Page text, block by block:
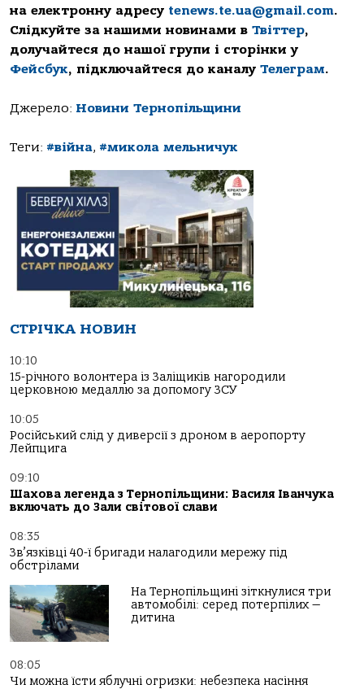
на електронну адресу tenews.te.ua@gmail.com.
Слідкуйте за нашими новинами в Твіттер,
долучайтеся до нашої групи і сторінки у
Фейсбук, підключайтеся до каналу Телеграм.
Джерело: Новини Тернопільщини
Теги: #війна, #микола мельничук
СТРІЧКА НОВИН
10:10
15-річного волонтера із Заліщиків нагородили
церковною медаллю за допомогу ЗСУ
10:05
Російський слід у диверсії з дроном в аеропорту
Лейпцига
09:10
Шахова легенда з Тернопільщини: Василя Іванчука
включать до Зали світової слави
08:35
Зв’язківці 40-ї бригади налагодили мережу під
обстрілами
На Тернопільщині зіткнулися три
автомобілі: серед потерпілих —
дитина
08:05
Чи можна їсти яблучні огризки: небезпека насіння